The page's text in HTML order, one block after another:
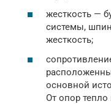
жесткость —
системы,
жесткость;
основной
От опор тепло